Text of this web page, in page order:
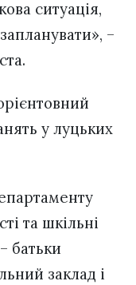
ситуація,
–
у луцьких
та шкільні
батьки
заклад і